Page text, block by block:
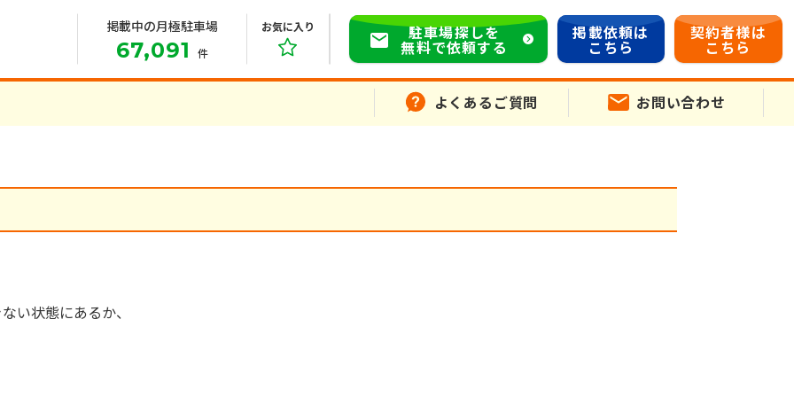
掲載中の月極駐車場
67,091 件
お気に入り 駐車場探しを
無料で依頼する
掲載依頼は
こちら
契約者様は
こちら
よくあるご質問 お問い合わせ
い状態にあるか、